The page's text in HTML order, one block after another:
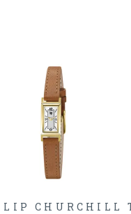
LIP CHURCHILL